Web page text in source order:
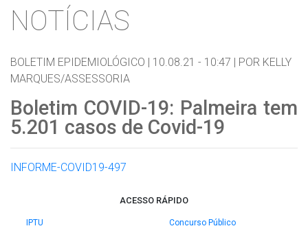
NOTÍCIAS
BOLETIM EPIDEMIOLÓGICO | 10.08.21 - 10:47 | POR KELLY
MARQUES/ASSESSORIA
Boletim COVID-19: Palmeira tem
5.201 casos de Covid-19
INFORME-COVID19-497
ACESSO RÁPIDO
IPTU
Concurso Público